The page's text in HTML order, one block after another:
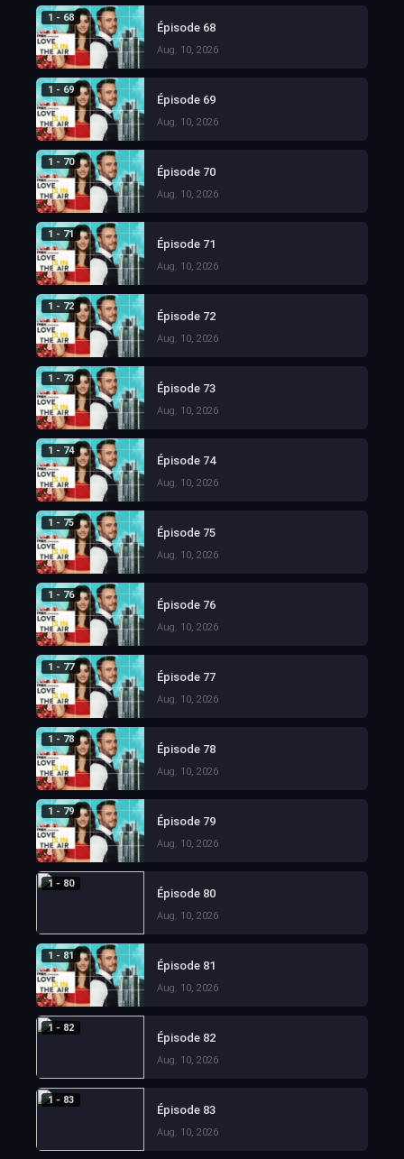
1 - 68
Épisode 68
Aug. 10, 2026
1 - 69
Épisode 69
Aug. 10, 2026
1 - 70
Épisode 70
Aug. 10, 2026
1 - 71
Épisode 71
Aug. 10, 2026
1 - 72
Épisode 72
Aug. 10, 2026
1 - 73
Épisode 73
Aug. 10, 2026
1 - 74
Épisode 74
Aug. 10, 2026
1 - 75
Épisode 75
Aug. 10, 2026
1 - 76
Épisode 76
Aug. 10, 2026
1 - 77
Épisode 77
Aug. 10, 2026
1 - 78
Épisode 78
Aug. 10, 2026
1 - 79
Épisode 79
Aug. 10, 2026
1 - 80
Épisode 80
Aug. 10, 2026
1 - 81
Épisode 81
Aug. 10, 2026
1 - 82
Épisode 82
Aug. 10, 2026
1 - 83
Épisode 83
Aug. 10, 2026